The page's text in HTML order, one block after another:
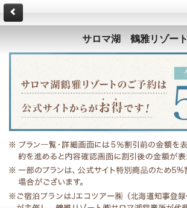
サロマ湖 鶴雅リゾート